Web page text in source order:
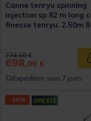
Canne tenryu spinning
injection sp 82 m long
finesse tenryu. 2.50m
Price reduced from
774,00 €to
698,00 €
Expédition sous 7 jours
-20%